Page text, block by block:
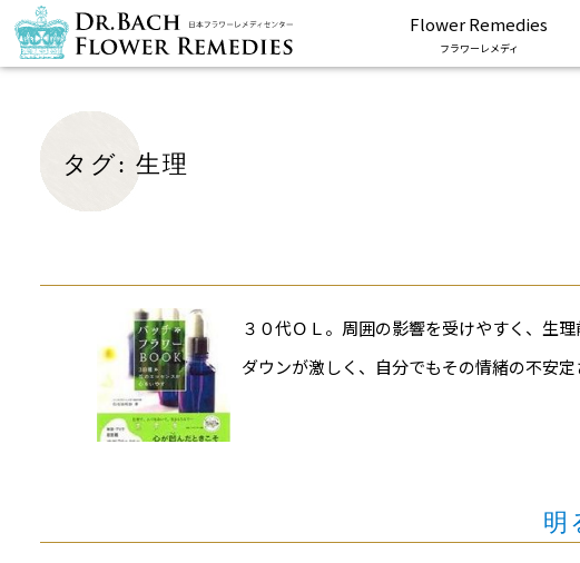
Flower Remedies
フラワーレメディ
タグ:生理
３０代ＯＬ。周囲の影響を受けやすく、生
ダウンが激しく、自分でもその情緒の不安
明